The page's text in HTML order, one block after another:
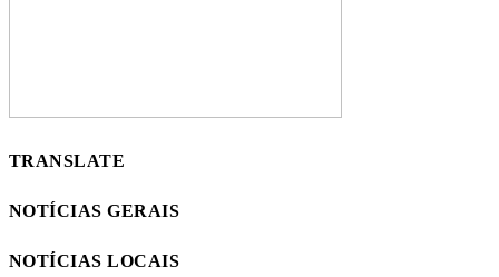
TRANSLATE
NOTÍCIAS GERAIS
NOTÍCIAS LOCAIS